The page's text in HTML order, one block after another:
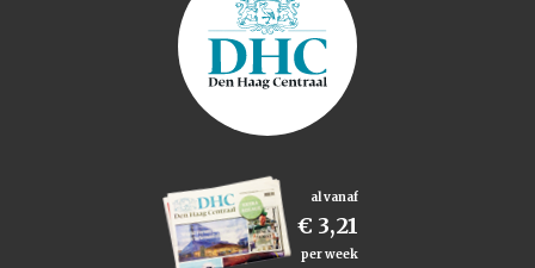
al vanaf
€ 3,21
per week